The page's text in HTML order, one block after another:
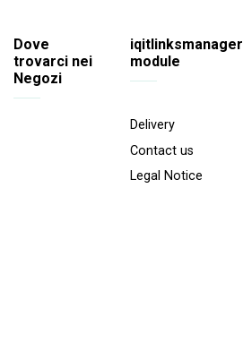
Dove
trovarci nei
Negozi
iqitlinksmanager
module
Delivery
Contact us
Legal Notice